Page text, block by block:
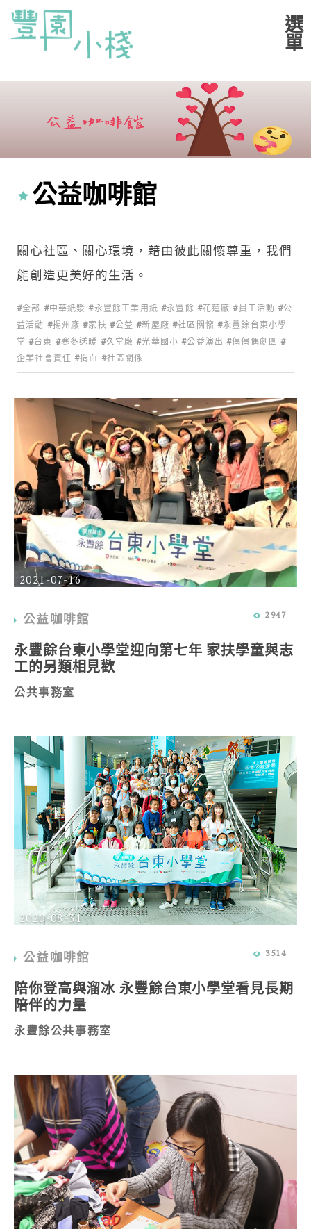
公益咖啡館
關心社區、關心環境，藉由彼此關懷尊重，我們
能創造更美好的生活。
全部 中華紙漿 永豐餘工業用紙 永豐餘 花蓮廠 員工活動
公
益活動
揚州廠 家扶 公益 新屋廠 社區關懷
永豐餘台東小學
堂
台東 寒冬送暖 久堂廠 光華國小 公益演出
偶偶偶劇團
企業社會責任
捐血 社區關係
2021-07-16
公益咖啡館 2947
永豐餘台東小學堂迎向第七年 家扶學童與志
工的另類相見歡
公共事務室
2020-08-31
公益咖啡館 3514
陪你登高與溜冰 永豐餘台東小學堂看見長期
陪伴的力量
永豐餘公共事務室